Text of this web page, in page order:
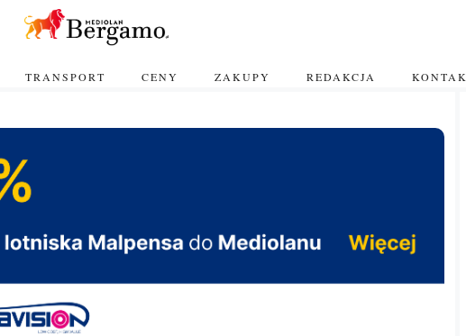
TRANSPORT CENY ZAKUPY REDAKCJA